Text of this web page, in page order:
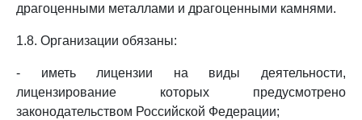
драгоценными металлами и драгоценными камнями.
1.8. Организации обязаны:
- иметь лицензии на виды деятельности,
лицензирование которых предусмотрено
законодательством Российской Федерации;